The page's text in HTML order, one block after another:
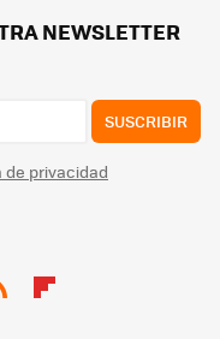
NEWSLETTER
SUSCRIBIR
de privacidad